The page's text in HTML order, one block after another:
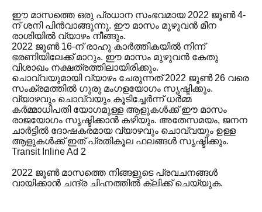
ഈ മാസത്തെ ഒരു പ്രധാന സംഭവമായ 2022 ജൂൺ 4-
ന് ശനി പിൻവാങ്ങുന്നു. ഈ മാസം മുഴുവൻ മീന
രാശിയിൽ വ്യാഴം നീങ്ങും.
2022 ജൂൺ 16-ന് രാഹു കാർത്തികയിൽ നിന്ന്
ഭരണിയിലേക്ക് മാറും. ഈ മാസം മുഴുവൻ കേതു
വിശാഖം നക്ഷത്രത്തിലായിരിക്കും.
ചൊവ്വയുമായി വ്യാഴം ചേരുന്നത് 2022 ജൂൺ 26 വരെ
സംക്രമത്തിൽ ഗുരു മംഗളയോഗം സൃഷ്ടിക്കും.
വ്യാഴവും ചൊവ്വയും കൂടിച്ചേർന്ന് ധർമ്മ
കർമ്മാധിപതി യോഗമുള്ള ആളുകൾക്ക് ഈ മാസം
രാജയോഗം സൃഷ്ടിക്കാൻ കഴിയും. അതേസമയം, ജനന
ചാർട്ടിൽ ദോഷകരമായ വ്യാഴവും ചൊവ്വയും ഉള്ള
ആളുകൾക്ക് ഇത് പ്രതികൂല ഫലങ്ങൾ സൃഷ്ടിക്കും.
Transit Inline Ad 2
2022 ജൂൺ മാസത്തെ നിങ്ങളുടെ പ്രവചനങ്ങൾ
വായിക്കാൻ ചന്ദ്ര ചിഹ്നത്തിൽ ക്ലിക്ക് ചെയ്യുക.